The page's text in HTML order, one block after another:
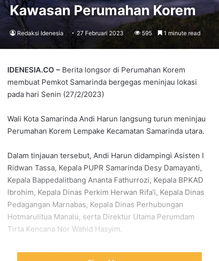
Kawasan Perumahan Korem
Redaksi Idenesia 27 Februari 2023 595 1 minute read
IDENESIA.CO – Berita longsor di Perumahan Korem
membuat Pemkot Samarinda bergegas meninjau lokasi
pada hari Senin (27/2/2023)
Wali Kota Samarinda Andi Harun langsung turun meninjau
Perumahan Korem Lempake Kecamatan Samarinda utara.
Dalam tinjauan tersebut, Andi Harun didampingi Asisten I
Ridwan Tassa, Kepala PUPR Samarinda Desy Damayanti,
Kepala Bappedalitbang Ananta Fathurrozi, Kepala BPKAD
Ibrohim, Kepala Dinas Perkim Herwan Rifa’i, Kepala Dinas
Pedagangan Marnabas, Kepala Dinas Perhubungan
Hotmarulitua Manalu, serta Direktur Utama Perumdam
Tirta Kencana Nor Wahid Hasyim.
Sebelumnya Andi Harun menerima laporan bahwa ada